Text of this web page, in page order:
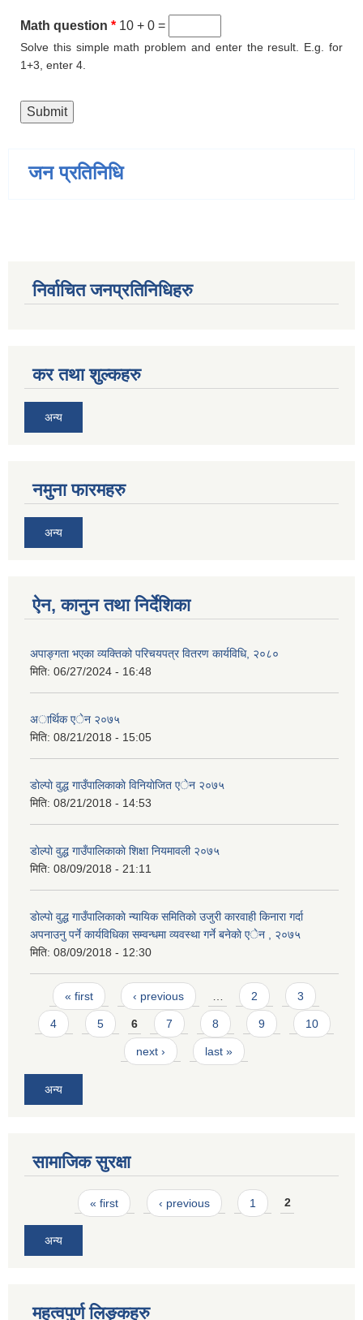
Math question * 10 + 0 =
Solve this simple math problem and enter the result. E.g. for
1+3, enter 4.
जन प्रतिनिधि
निर्वाचित जनप्रतिनिधिहरु
कर तथा शुल्कहरु
अन्य
नमुना फारमहरु
अन्य
ऐन, कानुन तथा निर्देशिका
अपाङ्गता भएका व्यक्तिको परिचयपत्र वितरण कार्यविधि, २०८०
मिति: 06/27/2024 - 16:48
अार्थिक एेन २०७५
मिति: 08/21/2018 - 15:05
डाेल्पाे वुद्ध गाउँपालिकाकाे विनियाेजित एेन २०७५
मिति: 08/21/2018 - 14:53
डाेल्पाे वुद्ध गाउँपालिकाकाे शिक्षा नियमावली २०७५
मिति: 08/09/2018 - 21:11
डाेल्पाे वुद्ध गाउँपालिकाकाे न्यायिक समितिकाे उजुरी कारवाही किनारा गर्दा
अपनाउनु पर्ने कार्यविधिका सम्वन्धमा व्यवस्था गर्ने बनेकाे एेन , २०७५
मिति: 08/09/2018 - 12:30
Pages
« first ‹ previous 2 3
4 5 6 7 8 9 10
next › last »
अन्य
सामाजिक सुरक्षा
Pages« first ‹ previous 1 2
अन्य
महत्वपुर्ण लिङ्कहरु